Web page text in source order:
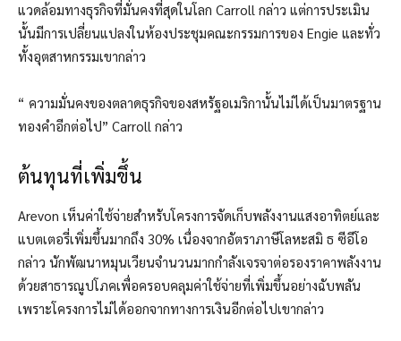
แวดล้อมทางธุรกิจที่มั่นคงที่สุดในโลก Carroll กล่าว แต่การประเมิน
นั้นมีการเปลี่ยนแปลงในห้องประชุมคณะกรรมการของ Engie และทั่ว
ทั้งอุตสาหกรรมเขากล่าว
“ ความมั่นคงของตลาดธุรกิจของสหรัฐอเมริกานั้นไม่ได้เป็นมาตรฐาน
ทองคำอีกต่อไป” Carroll กล่าว
ต้นทุนที่เพิ่มขึ้น
Arevon เห็นค่าใช้จ่ายสำหรับโครงการจัดเก็บพลังงานแสงอาทิตย์และ
แบตเตอรี่เพิ่มขึ้นมากถึง 30% เนื่องจากอัตราภาษีโลหะสมิ ธ ซีอีโอ
กล่าว นักพัฒนาหมุนเวียนจำนวนมากกำลังเจรจาต่อรองราคาพลังงาน
ด้วยสาธารณูปโภคเพื่อครอบคลุมค่าใช้จ่ายที่เพิ่มขึ้นอย่างฉับพลัน
เพราะโครงการไม่ได้ออกจากทางการเงินอีกต่อไปเขากล่าว